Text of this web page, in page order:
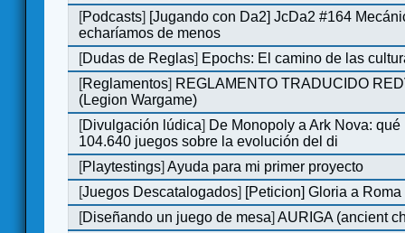
[Podcasts] [Jugando con Da2] JcDa2 #164
echaríamos de menos
[Dudas de Reglas] Epochs: El camino de las
[Reglamentos] REGLAMENTO TRADUCIDO
(Legion Wargame)
[Divulgación lúdica] De Monopoly a Ark Nova:
104.640 juegos sobre la evolución del di
[Playtestings]Ayuda para mi primer proyecto
[Juegos Descatalogados] [Peticion] Gloria a Roma
[Diseñando un juego de mesa]AURIGA (ancient